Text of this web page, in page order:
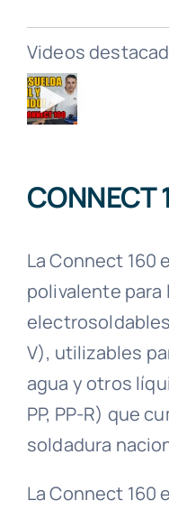
Videos
CONNECT
La Connect 160
polivalente
V), utilizables
agua y otros
PP, PP-R) que
soldadura
La Connect 160